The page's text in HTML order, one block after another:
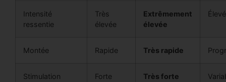
Intensité
ressentie
Très
élevée
Extrêmement
élevée
Montée Rapide Très rapide
Stimulation
Forte Très forte